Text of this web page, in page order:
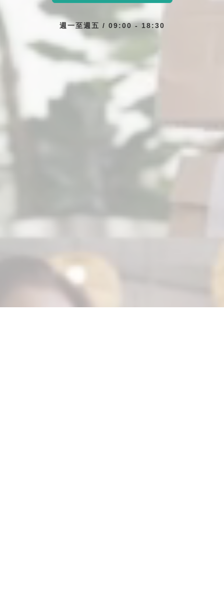
週一至週五 / 09:00 - 18:30